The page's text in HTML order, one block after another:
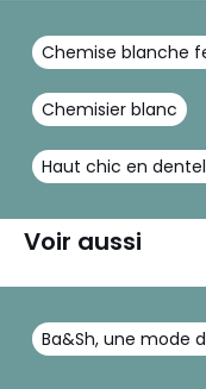
Chemise blanche
Chemisier blanc
Haut chic en
Voir aussi
Ba&Sh, une mode